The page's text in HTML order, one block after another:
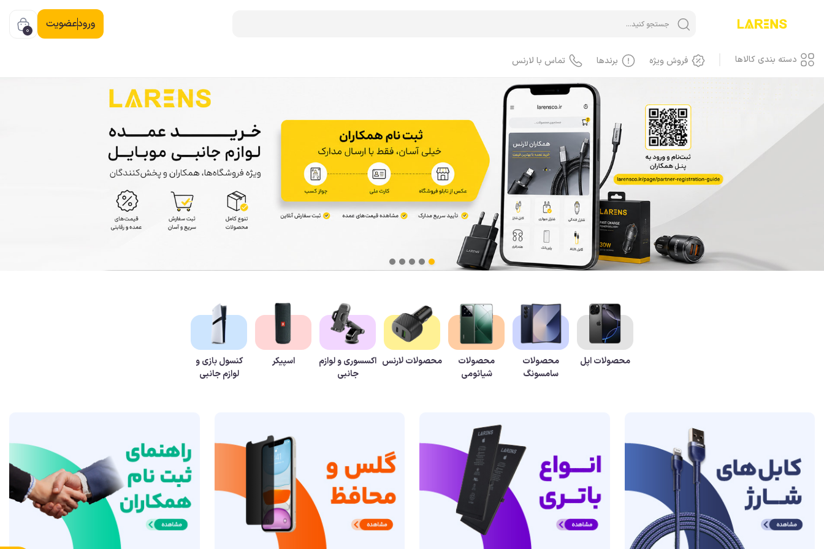
ورودعضویت 0
دسته بندی کالاها
آیفون iPhone
آیفون، گوشی
آیفون، کاور، کیف
آیفون، کابل
آیفون، محافظ صفحه، گلس
آیفون، لوازم جانبی
آیفون، باطری
آیفون، LCD
آیفون، هندسفری، هدست
اپل واچ Apple Watch
اپل واچ، ساعت
اپل واچ، بند
اپل واچ، کاور
اپل واچ، محافظ صفحه
اپل واچ، کابل، شارژر
اپل واچ، لوازم جانبی
ایرپاد Airpods
ایرپاد
ایرپاد، کاور
ایرپاد، کابل، شارژر
ایرپاد، لوازم جانبی
فروش ویژه برندها تماس با لارنس
محصولات اپل
محصولات
سامسونگ
محصولات
شیائومی
محصولات لارنس اکسسوری و لوازم
جانبی
اسپیکر
کنسول بازی و
لوازم جانبی